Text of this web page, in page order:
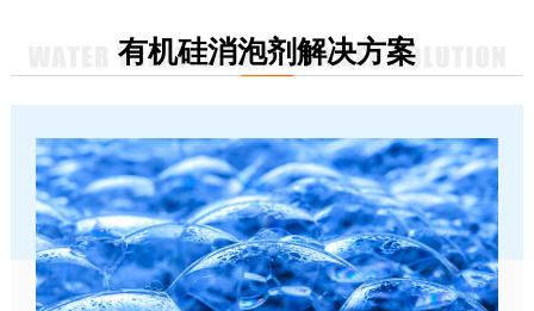
有机硅消泡剂解决方案